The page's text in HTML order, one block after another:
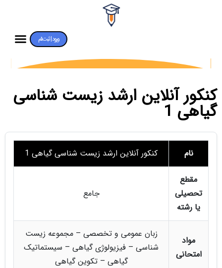
ورود | ثبت‌نام
کنکور آنلاین ارشد زیست شناسی
گیاهی 1
نام کنکور آنلاین ارشد زیست شناسی گیاهی 1
مقطع
تحصیلی
یا رشته
جامع
مواد
امتحانی
زبان عمومی و تخصصی – مجموعه زیست
شناسی – فیزیولوژی گیاهی – سیستماتیک
گیاهی – تکوین گیاهی